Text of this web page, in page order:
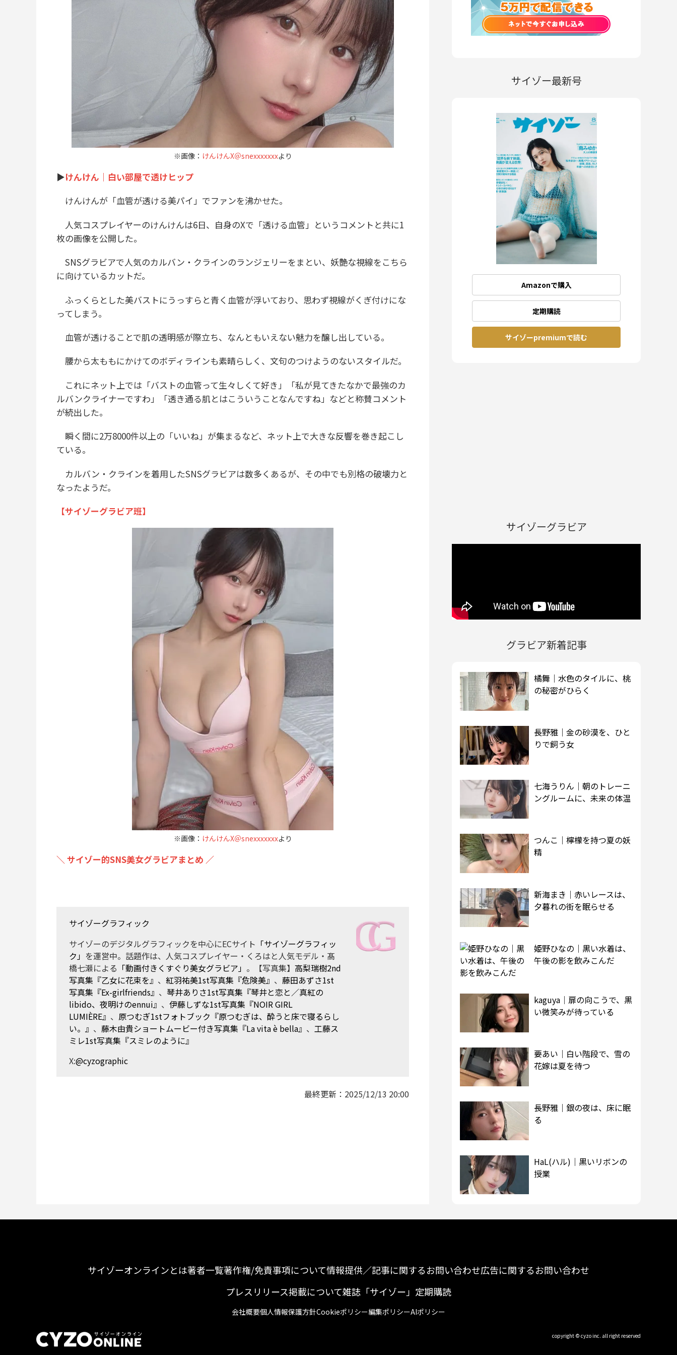
※画像： けんけんX＠snexxxxxxxより
▶︎けんけん｜白い部屋で透けヒップ
けんけんが「血管が透ける美パイ」でファンを沸かせた。
人気コスプレイヤーのけんけんは6日、自身のXで「透ける血管」というコメントと共に1
枚の画像を公開した。
SNSグラビアで人気のカルバン・クラインのランジェリーをまとい、妖艶な視線をこちら
に向けているカットだ。
ふっくらとした美バストにうっすらと青く血管が浮いており、思わず視線がくぎ付けにな
ってしまう。
血管が透けることで肌の透明感が際立ち、なんともいえない魅力を醸し出している。
腰から太ももにかけてのボディラインも素晴らしく、文句のつけようのないスタイルだ。
これにネット上では「バストの血管って生々しくて好き」「私が見てきたなかで最強のカ
ルバンクライナーですわ」「透き通る肌とはこういうことなんですね」などと称賛コメント
が続出した。
瞬く間に2万8000件以上の「いいね」が集まるなど、ネット上で大きな反響を巻き起こし
ている。
カルバン・クラインを着用したSNSグラビアは数多くあるが、その中でも別格の破壊力と
なったようだ。
【サイゾーグラビア班】
※画像： けんけんX＠snexxxxxxxより
＼ サイゾー的SNS美女グラビアまとめ ／
サイゾーグラフィック
サイゾーのデジタルグラフィックを中心にECサイト 「サイゾーグラフィッ
ク」 を運営中。話題作は、人気コスプレイヤー・くろはと人気モデル・髙
橋七瀬による 「動画付きくすぐり美女グラビア」 。【写真集】 高梨瑞樹2nd
写真集『乙女に花束を』 、 紅羽祐美1st写真集『危険美』 、 藤田あずさ1st
写真集『Ex-girlfriends』 、 琴井ありさ1st写真集『琴井と恋と／真紅の
libido、夜明けのennui』 、 伊藤しずな1st写真集『NOIR GIRL
LUMIÈRE』 、 原つむぎ1stフォトブック『原つむぎは、酔うと床で寝るらし
い。』 、 藤木由貴ショートムービー付き写真集『La vita è bella』 、 工藤ス
ミレ1st写真集『スミレのように』
X:@cyzographic
最終更新： 2025/12/13 20:00
サイゾー最新号
Amazonで購入
定期購読
サイゾーpremiumで読む
サイゾーグラビア
グラビア新着記事
橘舞｜水色のタイルに、桃
の秘密がひらく
長野雅｜金の砂漠を、ひと
りで飼う女
七海うりん｜朝のトレーニ
ングルームに、未来の体温
つんこ｜檸檬を持つ夏の妖
精
新海まき｜赤いレースは、
夕暮れの街を眠らせる
姫野ひなの｜黒い水着は、
午後の影を飲みこんだ
kaguya｜扉の向こうで、黒
い微笑みが待っている
要あい｜白い階段で、雪の
花嫁は夏を待つ
長野雅｜銀の夜は、床に眠
る
HaL(ハル)｜黒いリボンの
授業
サイゾーオンラインとは著者一覧著作権/免責事項について情報提供／記事に関するお問い合わせ広告に関するお問い合わせ
プレスリリース掲載について雑誌「サイゾー」定期購読
会社概要個人情報保護方針Cookieポリシー編集ポリシーAIポリシー
copyright © cyzo inc. all right reserved